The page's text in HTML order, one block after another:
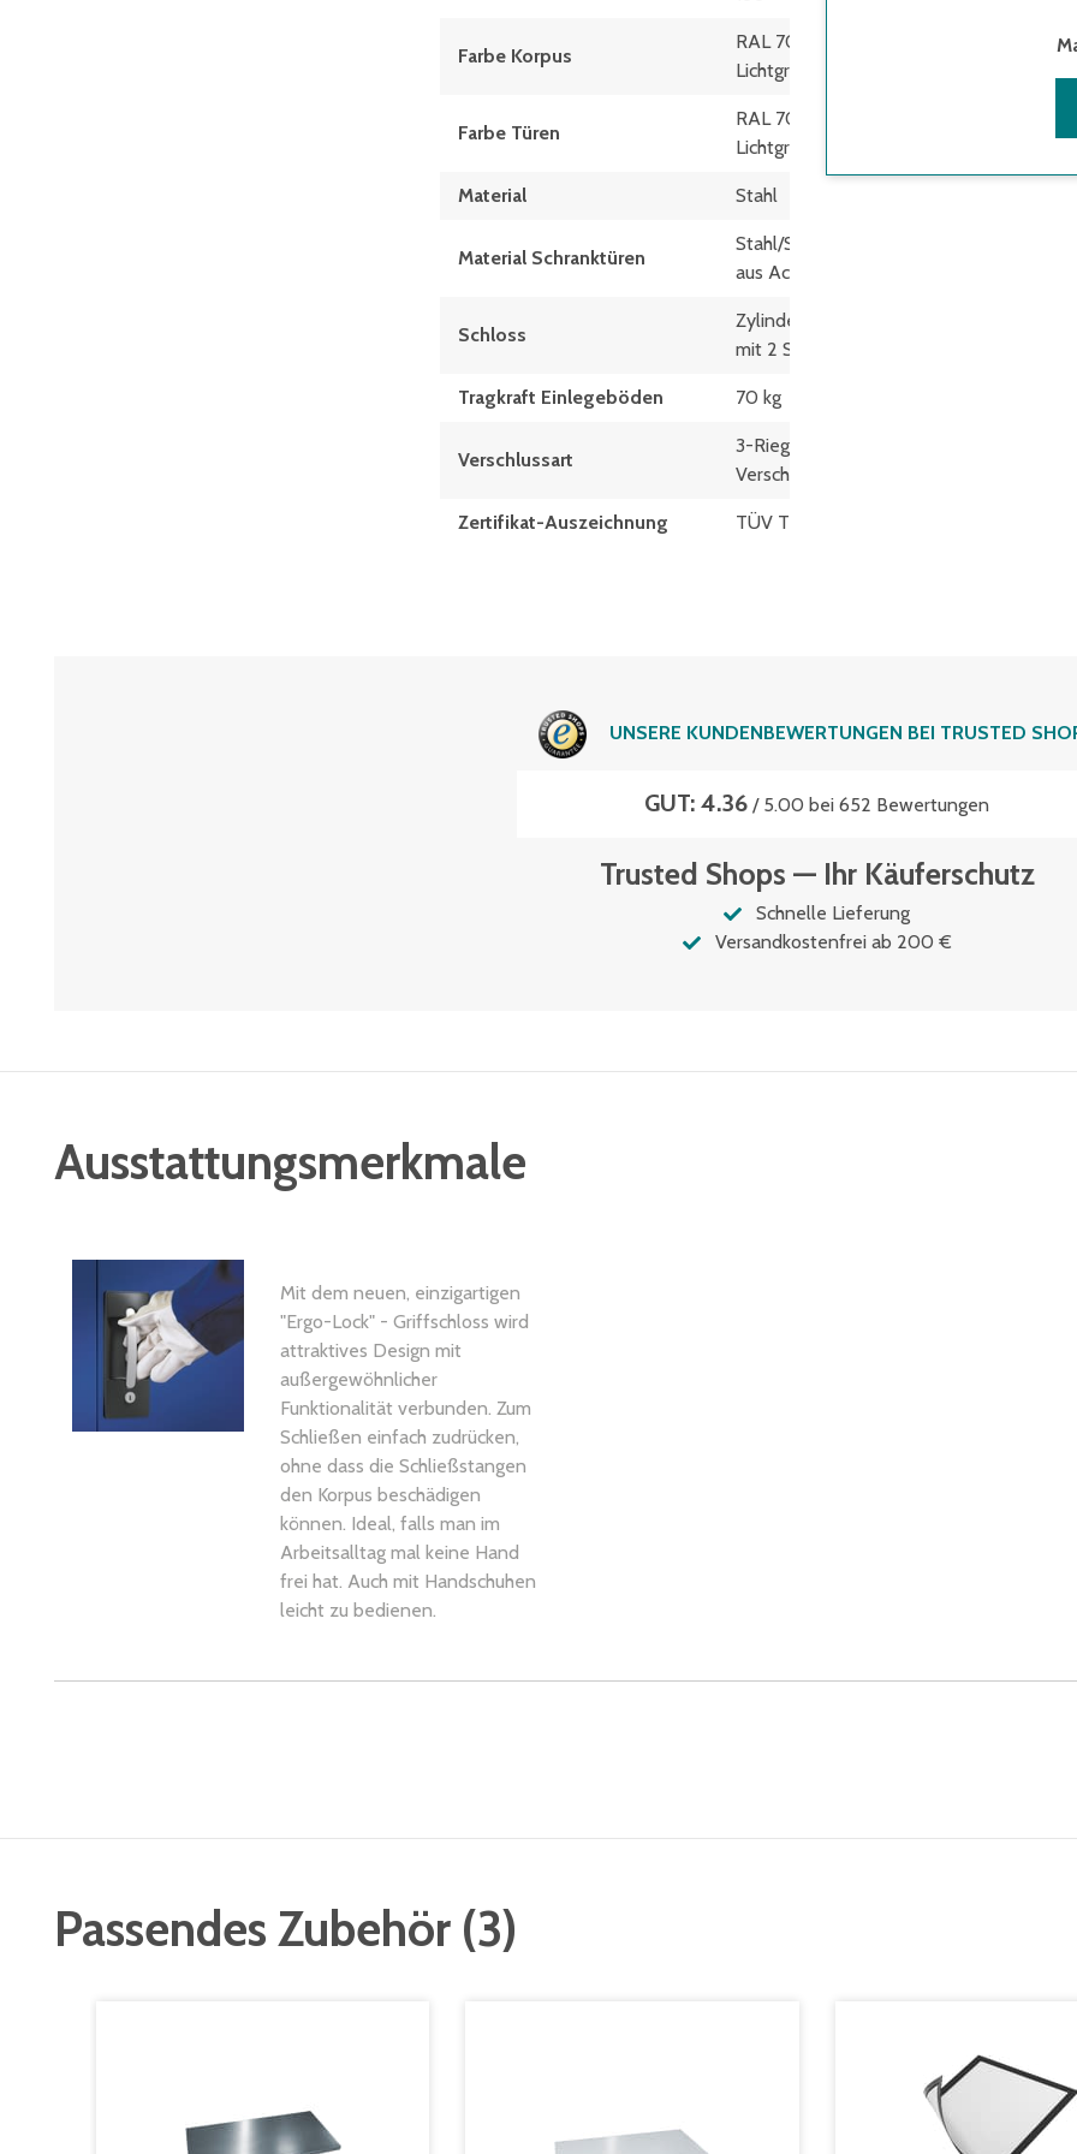
Farbe Korpus
RAL 7035
Lichtgrau
Farbe Türen
RAL 7035
Lichtgrau
Material Stahl
Material Schranktüren
Stahl/Sichtfenster
aus Acrylglas
Schloss
Zylinderschloss
mit 2 Schlüsseln
Tragkraft Einlegeböden 70 kg
Verschlussart
3-Riegel-
Verschluss
Zertifikat-Auszeichnung TÜV Thüringen
UNSERE KUNDENBEWERTUNGEN BEI TRUSTED
GUT: 4.36 / 5.00 bei 652 Bewertungen
Trusted Shops — Ihr Käuferschutz
Schnelle Lieferung
Versandkostenfrei ab 200 €
Ausstattungsmerkmale
Mit dem neuen, einzigartigen
"Ergo-Lock" - Griffschloss wird
attraktives Design mit
außergewöhnlicher
Funktionalität verbunden. Zum
Schließen einfach zudrücken,
ohne dass die Schließstangen
den Korpus beschädigen
können. Ideal, falls man im
Arbeitsalltag mal keine Hand
frei hat. Auch mit Handschuhen
leicht zu bedienen.
Passendes Zubehör (3)